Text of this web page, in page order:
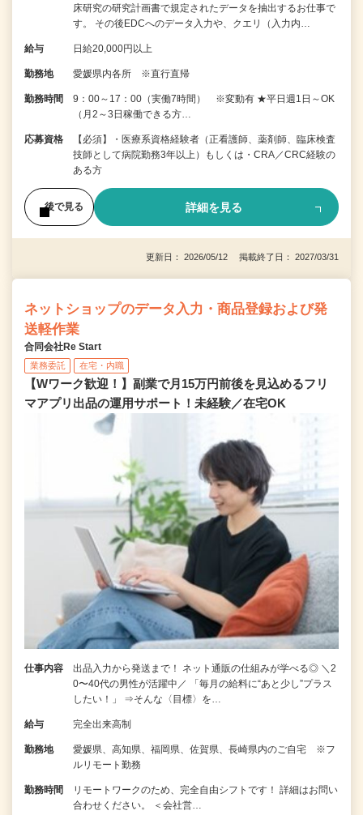
床研究の研究計画書で規定されたデータを抽出するお仕事で
す。 その後EDCへのデータ入力や、クエリ（入力内…
給与 日給20,000円以上
勤務地 愛媛県内各所 ※直行直帰
勤務時間
9：00～17：00（実働7時間） ※変動有 ★平日週1日～OK
（月2～3日稼働できる方…
応募資格
【必須】・医療系資格経験者（正看護師、薬剤師、臨床検査
技師として病院勤務3年以上）もしくは・CRA／CRC経験の
ある方
後で見る 詳細を見る
更新日： 2026/05/12 掲載終了日： 2027/03/31
ネットショップのデータ入力・商品登録および発
送軽作業
合同会社Re Start
業務委託 在宅・内職
【Wワーク歓迎！】副業で月15万円前後を見込めるフリ
マアプリ出品の運用サポート！未経験／在宅OK
仕事内容
出品入力から発送まで！ ネット通販の仕組みが学べる◎ ＼2
0〜40代の男性が活躍中／ 「毎月の給料に“あと少し”プラス
したい！」 ⇒そんな〈目標〉を…
給与 完全出来高制
勤務地
愛媛県、高知県、福岡県、佐賀県、長崎県内のご自宅 ※フ
ルリモート勤務
勤務時間
リモートワークのため、完全自由シフトです！ 詳細はお問い
合わせください。 ＜会社営…